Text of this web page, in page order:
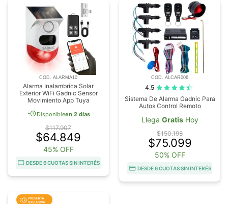
COD. ALARMA10
Alarma Inalambrica Solar
Exterior WiFi Gadnic Sensor
Movimiento App Tuya
acuteDisponibleen 2 días
$117.907
$64.849
45% OFF
DESDE 6 CUOTAS SIN INTERÉS
COD. ALCAR006
4.5
Sistema De Alarma Gadnic Para
Autos Control Remoto
Llega GratisHoy
$150.198
$75.099
50% OFF
DESDE 6 CUOTAS SIN INTERÉS